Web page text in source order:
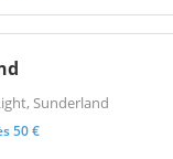
Sunderland
50 €